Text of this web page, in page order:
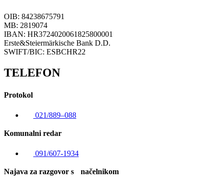
OIB: 84238675791
MB: 2819074
IBAN: HR3724020061825800001
Erste&Steiermärkische Bank D.D.
SWIFT/BIC: ESBCHR22
TELEFON
Protokol
021/889–088
Komunalni redar
091/607-1934
Najava za razgovor s načelnikom